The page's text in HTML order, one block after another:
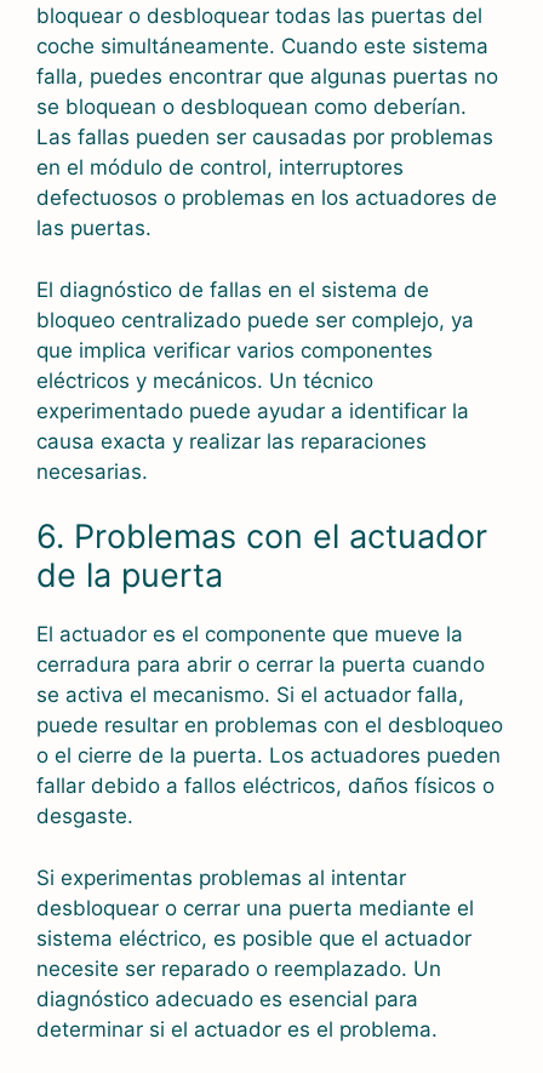
bloquear o desbloquear todas las puertas del
coche simultáneamente. Cuando este sistema
falla, puedes encontrar que algunas puertas no
se bloquean o desbloquean como deberían.
Las fallas pueden ser causadas por problemas
en el módulo de control, interruptores
defectuosos o problemas en los actuadores de
las puertas.
El diagnóstico de fallas en el sistema de
bloqueo centralizado puede ser complejo, ya
que implica verificar varios componentes
eléctricos y mecánicos. Un técnico
experimentado puede ayudar a identificar la
causa exacta y realizar las reparaciones
necesarias.
6. Problemas con el actuador
de la puerta
El actuador es el componente que mueve la
cerradura para abrir o cerrar la puerta cuando
se activa el mecanismo. Si el actuador falla,
puede resultar en problemas con el desbloqueo
o el cierre de la puerta. Los actuadores pueden
fallar debido a fallos eléctricos, daños físicos o
desgaste.
Si experimentas problemas al intentar
desbloquear o cerrar una puerta mediante el
sistema eléctrico, es posible que el actuador
necesite ser reparado o reemplazado. Un
diagnóstico adecuado es esencial para
determinar si el actuador es el problema.